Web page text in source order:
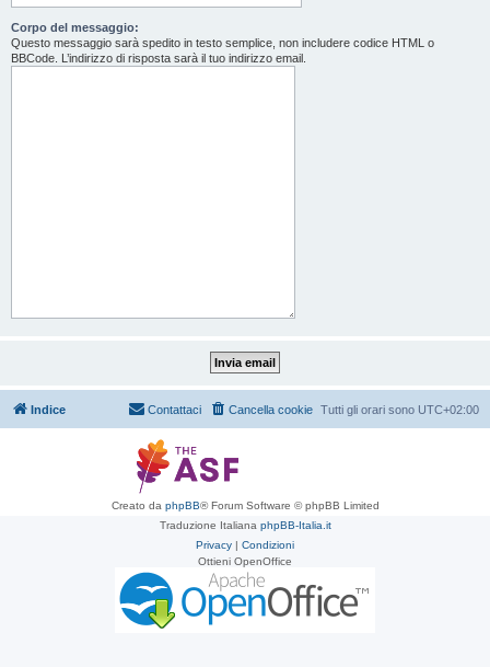
Corpo del messaggio:
Questo messaggio sarà spedito in testo semplice, non includere codice HTML o
BBCode. L’indirizzo di risposta sarà il tuo indirizzo email.
Indice Tutti gli orari sono UTC+02:00
Cancella cookie
Contattaci
Creato da phpBB® Forum Software © phpBB Limited
Traduzione Italiana phpBB-Italia.it
Privacy | Condizioni
Ottieni OpenOffice